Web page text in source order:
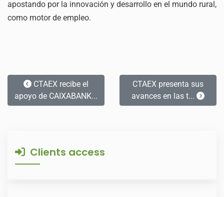
apostando por la innovación y desarrollo en el mundo rural,
como motor de empleo.
CTAEX recibe el
apoyo de CAIXABANK...
CTAEX presenta sus
avances en las t...
Clients access